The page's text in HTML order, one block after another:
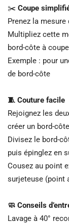
✂️ Coupe
Prenez la
Multipliez cette
bord-côte à
Exemple : pour
de bord-côte
🧵 Couture facile
Rejoignez les
créer un bord-
Divisez le bord-
puis épinglez en
Cousez au point
surjeteuse (point
🧼 Conseils
Lavage à 40°